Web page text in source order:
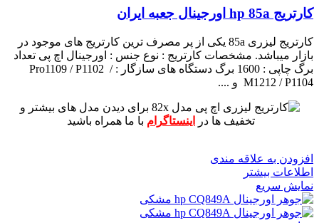
کارتریج hp 85a اورجینال جعبه ایران
کارتریج لیزری 85a یکی از پر مصرف ترین کارتریج های موجود در
بازار میباشد. مشخصات کارتریج : نوع جنس : اورجینال اچ پی تعداد
برگ چاپی : 1600 برگ
دستگاه های سازگار : Pro1109 / P1102 /
M1212 / P1104 و ....
برای دیدن مدل های بیشتر و
تخفیف ها در
اینستاگرام با ما همراه باشید
افزودن به علاقه مندی
اطلاعات بیشتر
نمایش سریع